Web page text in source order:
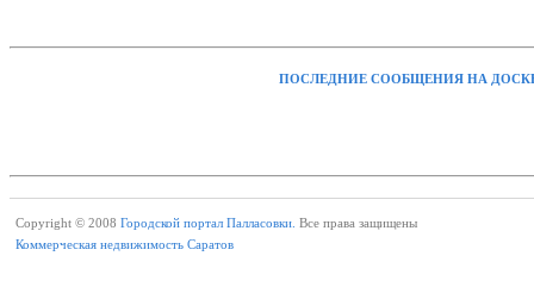
ПОСЛЕДНИЕ СООБЩЕНИЯ НА
Copyright © 2008 Городской портал Палласовки. Все права защищены
Коммерческая недвижимость Саратов